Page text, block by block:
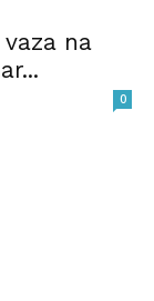
vaza na
0